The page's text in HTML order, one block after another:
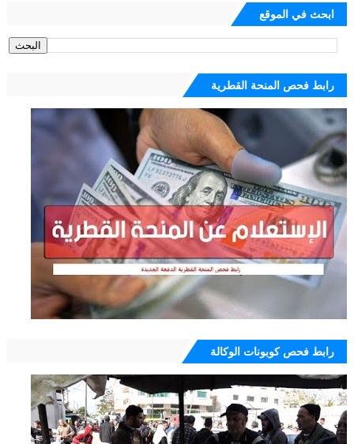
ابحث في الموقع
رابط فحص المنحة القطرية
رابط فحص كوبونات الوكالة